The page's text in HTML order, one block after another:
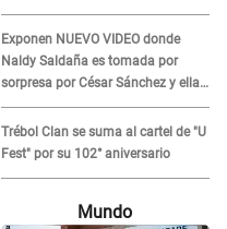
Exponen NUEVO VIDEO donde
Naldy Saldaña es tomada por
sorpresa por César Sánchez y ella
evidencia su REACCIÓN: Le agarró
la mano
Trébol Clan se suma al cartel de "U
Fest" por su 102° aniversario
Mundo